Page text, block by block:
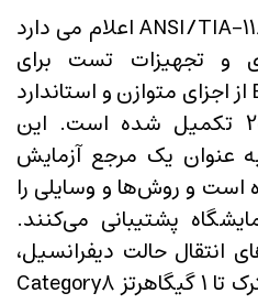
الحاقیه 1 به استاندارد ANSI/TIA-1183 اعلام می دارد
و تجهیزات تست برای
اندازه‌گیری‌های BalunLess از اجزای متوازن و استاندارد
سیستم‌ها در ژانویه 2016 تکمیل شده است. این
به عنوان یک مرجع آزمایش
و روش‌ها و وسایلی را
پشتیبانی می‌کنند.
انتقال حالت دیفرانسیل،
حالت مختلط و حالت مشترک تا 1 گیگاهرتز Category8